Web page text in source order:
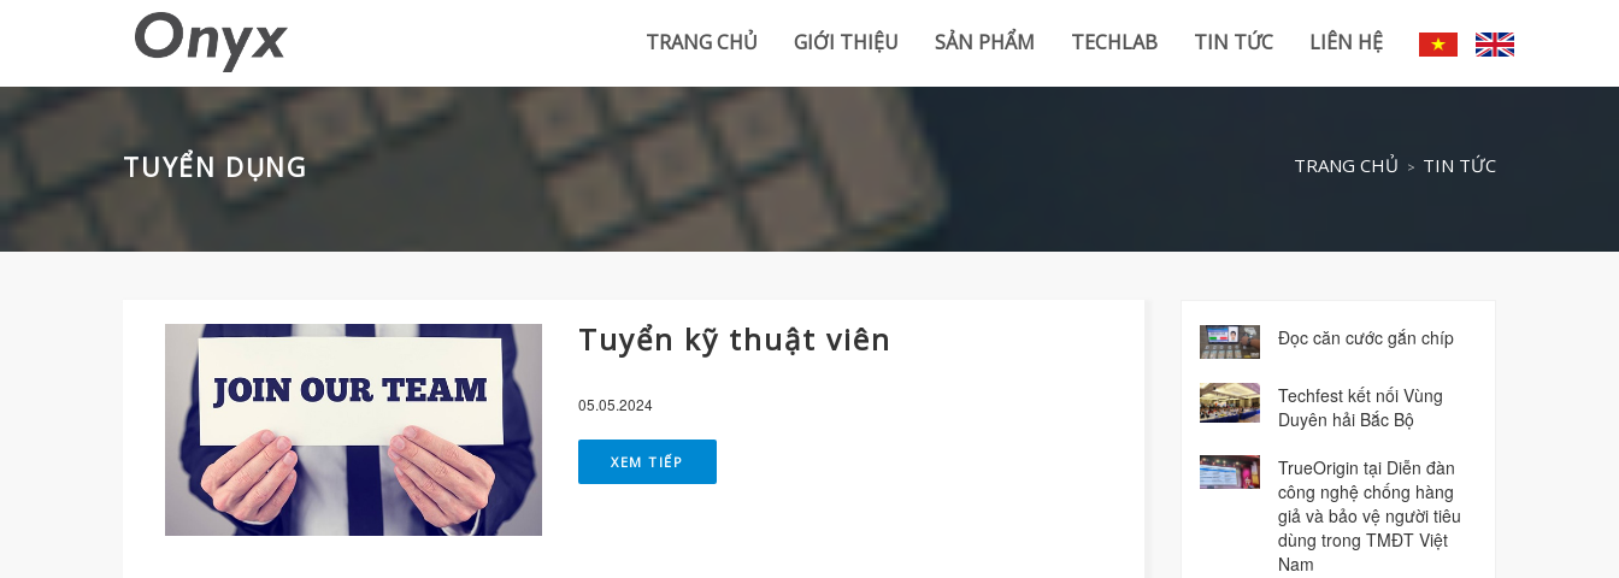
TRANG CHỦ GIỚI THIỆU SẢN PHẨM TECHLAB TIN TỨC LIÊN HỆ
TUYỂN DỤNG TRANG CHỦ TIN TỨC
Tuyển kỹ thuật viên
05.05.2024
XEM TIẾP
Đọc căn cước gắn chíp
Techfest kết nối Vùng
Duyên hải Bắc Bộ
TrueOrigin tại Diễn đàn
công nghệ chống hàng
giả và bảo vệ người tiêu
dùng trong TMĐT Việt
Nam